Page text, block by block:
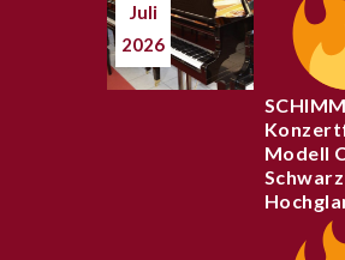
Juli
2026
Modell
Schwarz